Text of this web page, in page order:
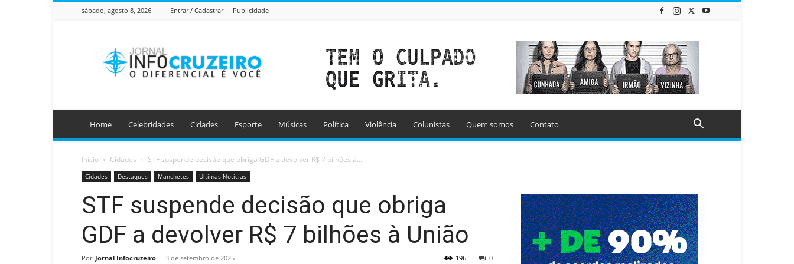
sábado, agosto 8, 2026 Entrar / Cadastrar Publicidade
Info
Cruzeiro
Home Celebridades Cidades Esporte Músicas Política Violência Colunistas Quem somos Contato
Início Cidades STF suspende decisão que obriga GDF a devolver R$ 7 bilhões à...
Cidades Destaques Manchetes Últimas Notícias
STF suspende decisão que obriga
GDF a devolver R$ 7 bilhões à União
Por Jornal Infocruzeiro - 3 de setembro de 2025 0
196